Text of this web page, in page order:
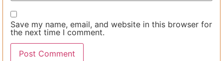
Save my name, email, and website in this browser for
the next time I comment.